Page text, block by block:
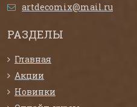
artdecomix@mail.ru
РАЗДЕЛЫ
Главная
Акции
Новинки